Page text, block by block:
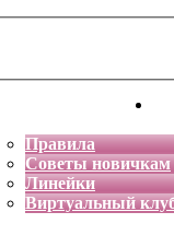
кошек
Правила
Советы новичкам
Линейки
Виртуальный